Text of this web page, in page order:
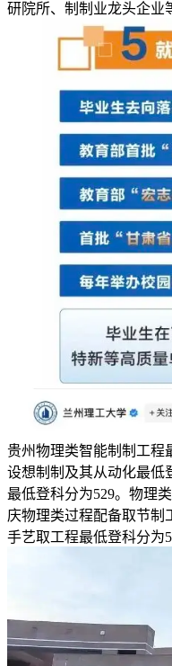
研院所、制制业龙头企业
贵州物理类智能制制工程
设想制制及其从动化最低
最低登科分为529。物理
庆物理类过程配备取节制
手艺取工程最低登科分为